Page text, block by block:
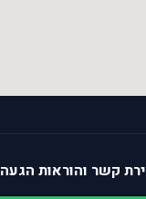
קשר והוראות הגעה